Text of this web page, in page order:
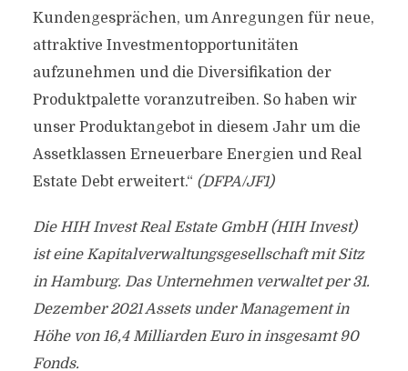
Kundengesprächen, um Anregungen für neue,
attraktive Investmentopportunitäten
aufzunehmen und die Diversifikation der
Produktpalette voranzutreiben. So haben wir
unser Produktangebot in diesem Jahr um die
Assetklassen Erneuerbare Energien und Real
Estate Debt erweitert.“ (DFPA/JF1)
Die HIH Invest Real Estate GmbH (HIH Invest)
ist eine Kapitalverwaltungsgesellschaft mit Sitz
in Hamburg. Das Unternehmen verwaltet per 31.
Dezember 2021 Assets under Management in
Höhe von 16,4 Milliarden Euro in insgesamt 90
Fonds.